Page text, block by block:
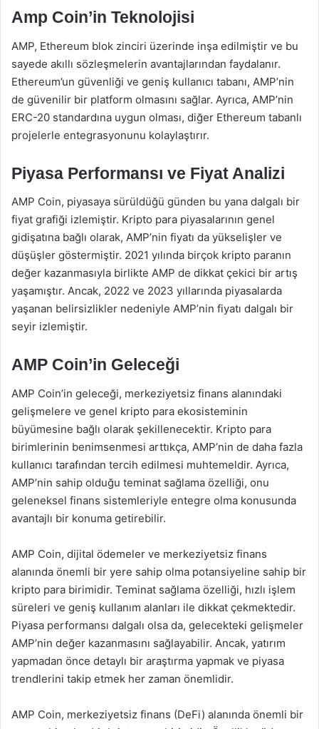
Amp Coin’in Teknolojisi
AMP, Ethereum blok zinciri üzerinde inşa edilmiştir ve bu
sayede akıllı sözleşmelerin avantajlarından faydalanır.
Ethereum’un güvenliği ve geniş kullanıcı tabanı, AMP’nin
de güvenilir bir platform olmasını sağlar. Ayrıca, AMP’nin
ERC-20 standardına uygun olması, diğer Ethereum tabanlı
projelerle entegrasyonunu kolaylaştırır.
Piyasa Performansı ve Fiyat Analizi
AMP Coin, piyasaya sürüldüğü günden bu yana dalgalı bir
fiyat grafiği izlemiştir. Kripto para piyasalarının genel
gidişatına bağlı olarak, AMP’nin fiyatı da yükselişler ve
düşüşler göstermiştir. 2021 yılında birçok kripto paranın
değer kazanmasıyla birlikte AMP de dikkat çekici bir artış
yaşamıştır. Ancak, 2022 ve 2023 yıllarında piyasalarda
yaşanan belirsizlikler nedeniyle AMP’nin fiyatı dalgalı bir
seyir izlemiştir.
AMP Coin’in Geleceği
AMP Coin’in geleceği, merkeziyetsiz finans alanındaki
gelişmelere ve genel kripto para ekosisteminin
büyümesine bağlı olarak şekillenecektir. Kripto para
birimlerinin benimsenmesi arttıkça, AMP’nin de daha fazla
kullanıcı tarafından tercih edilmesi muhtemeldir. Ayrıca,
AMP’nin sahip olduğu teminat sağlama özelliği, onu
geleneksel finans sistemleriyle entegre olma konusunda
avantajlı bir konuma getirebilir.
AMP Coin, dijital ödemeler ve merkeziyetsiz finans
alanında önemli bir yere sahip olma potansiyeline sahip bir
kripto para birimidir. Teminat sağlama özelliği, hızlı işlem
süreleri ve geniş kullanım alanları ile dikkat çekmektedir.
Piyasa performansı dalgalı olsa da, gelecekteki gelişmeler
AMP’nin değer kazanmasını sağlayabilir. Ancak, yatırım
yapmadan önce detaylı bir araştırma yapmak ve piyasa
trendlerini takip etmek her zaman önemlidir.
AMP Coin, merkeziyetsiz finans (DeFi) alanında önemli bir